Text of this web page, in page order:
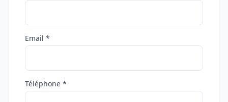
Email *
Téléphone *